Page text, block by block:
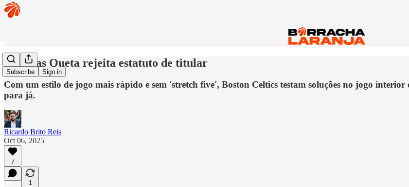
Subscribe Sign in
Neemias Queta rejeita estatuto de titular
Com um estilo de jogo mais rápido e sem 'stretch five', Boston Celtics testam soluções no jogo
para já.
Ricardo Brito Reis
Oct 06, 2025
7
1